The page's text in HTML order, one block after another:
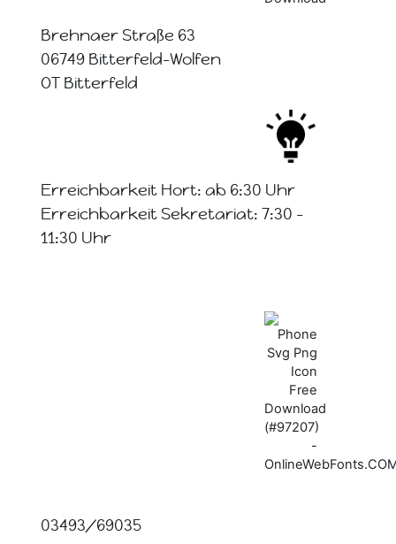
Brehnaer Straße 63
06749 Bitterfeld-Wolfen
OT Bitterfeld
Erreichbarkeit Hort: ab 6:30 Uhr
Erreichbarkeit Sekretariat: 7:30 -
11:30 Uhr
03493/69035